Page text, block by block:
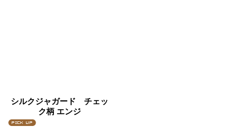
シルクジャガード チェッ
ク柄 エンジ